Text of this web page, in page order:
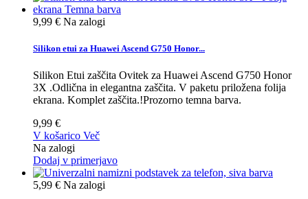
9,99 € Na zalogi
Silikon etui za Huawei Ascend G750 Honor...
Silikon Etui zaščita Ovitek za Huawei Ascend G750 Honor
3X .Odlična in elegantna zaščita. V paketu priložena folija
ekrana. Komplet zaščita.!Prozorno temna barva.
9,99 €
V košarico Več
Na zalogi
Dodaj v primerjavo
5,99 € Na zalogi